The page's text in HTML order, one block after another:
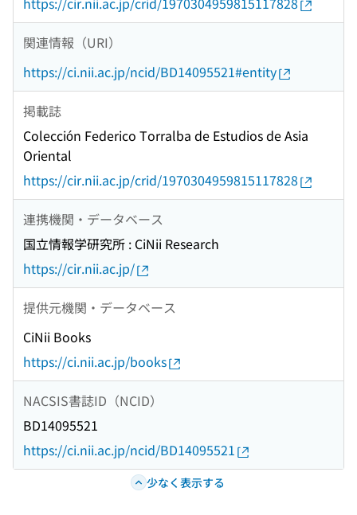
関連情報（URI）
https://ci.nii.ac.jp/ncid/BD14095521#entity
掲載誌
Colección Federico Torralba de Estudios de Asia
Oriental
https://cir.nii.ac.jp/crid/1970304959815117828
連携機関・データベース
国立情報学研究所 : CiNii Research
https://cir.nii.ac.jp/
提供元機関・データベース
CiNii Books
https://ci.nii.ac.jp/books
NACSIS書誌ID（NCID）
BD14095521
https://ci.nii.ac.jp/ncid/BD14095521
少なく表示する